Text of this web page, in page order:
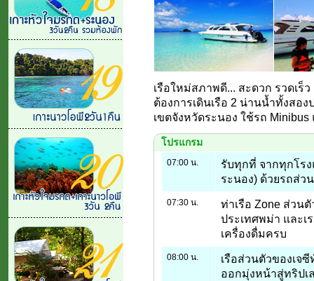
เรือใหม่สภาพดี... สะดวก รวดเ
ต้องการเดินเรือ 2 น่านน้ำทั้งสอ
เขตจังหวัดระนอง ใช้รถ
โปรแกรม
07:00 น.
รับทุกที่ จากทุกโร
ระนอง) ด้วยรถส่ว
07:30 น.
ท่าเรือ Zone ส่วน
ประเทศพม่า และเ
เครื่องดื่มครบ
08:00 น.
เรือส่วนตัวของเจ
ออกมุ่งหน้าสู่ทริปเ